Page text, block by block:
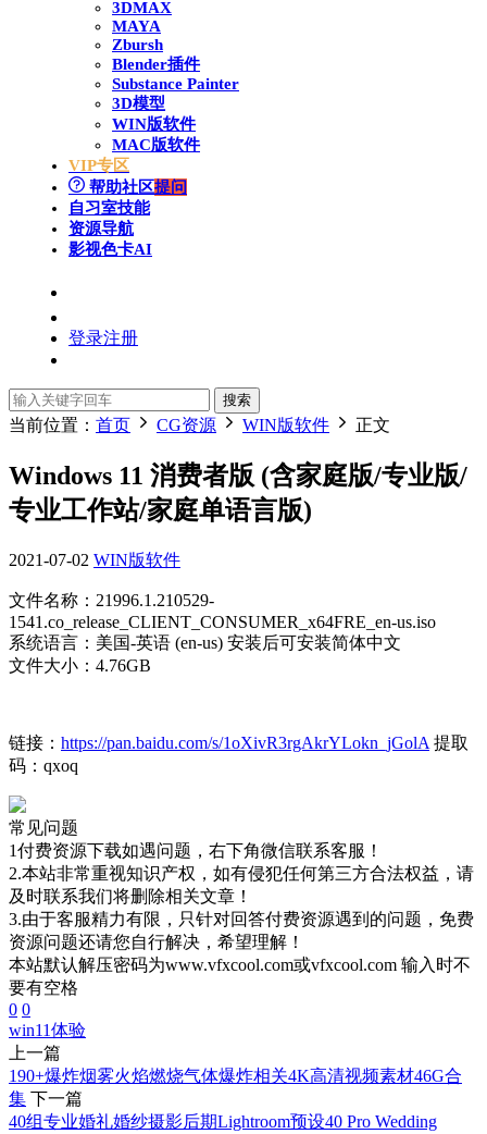
3DMAX
MAYA
Zbursh
Blender插件
Substance Painter
3D模型
WIN版软件
MAC版软件
VIP专区
帮助社区提问
自习室技能
资源导航
影视色卡AI
登录注册
搜索
当前位置： 首页 CG资源 WIN版软件 正文
Windows 11 消费者版 (含家庭版/专业版/
专业工作站/家庭单语言版)
2021-07-02 WIN版软件
文件名称：21996.1.210529-
1541.co_release_CLIENT_CONSUMER_x64FRE_en-us.iso
系统语言：美国-英语 (en-us) 安装后可安装简体中文
文件大小：4.76GB
链接： https://pan.baidu.com/s/1oXivR3rgAkrYLokn_jGolA 提取
码：qxoq
常见问题
1付费资源下载如遇问题，右下角微信联系客服！
2.本站非常重视知识产权，如有侵犯任何第三方合法权益，请
及时联系我们将删除相关文章！
3.由于客服精力有限，只针对回答付费资源遇到的问题，免费
资源问题还请您自行解决，希望理解！
本站默认解压密码为www.vfxcool.com或vfxcool.com 输入时不
要有空格
0 0
win11体验
上一篇
190+爆炸烟雾火焰燃烧气体爆炸相关4K高清视频素材46G合
集 下一篇
40组专业婚礼婚纱摄影后期Lightroom预设40 Pro Wedding